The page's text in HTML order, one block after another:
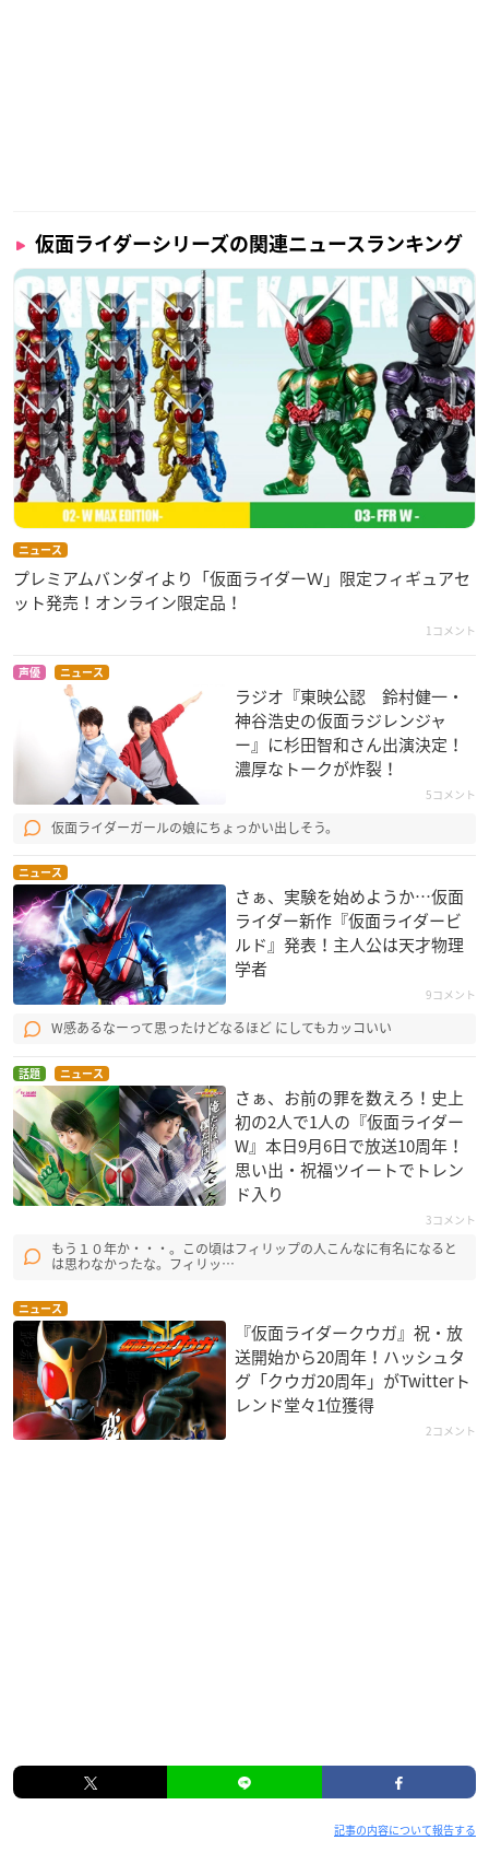
仮面ライダーシリーズの関連ニュースランキング
ニュース
プレミアムバンダイより「仮面ライダーＷ」限定フィギュアセ
ット発売！オンライン限定品！
1コメント
声優 ニュース
ラジオ『東映公認​ 鈴村健一・
神谷浩史の仮面ラジレンジャ
ー』に杉田智和さん出演決定！
濃厚なトークが炸裂！
5コメント
仮面ライダーガールの娘にちょっかい出しそう。
ニュース
さぁ、実験を始めようか…仮面
ライダー新作『仮面ライダービ
ルド』発表！主人公は天才物理
学者
9コメント
W感あるなーって思ったけどなるほど にしてもカッコいい
話題 ニュース
さぁ、お前の罪を数えろ！史上
初の2人で1人の『仮面ライダー
W』本日9月6日で放送10周年！
思い出・祝福ツイートでトレン
ド入り
3コメント
もう１０年か・・・。この頃はフィリップの人こんなに有名になると
は思わなかったな。フィリッ…
ニュース
『仮面ライダークウガ』祝・放
送開始から20周年！ハッシュタ
グ「クウガ20周年」がTwitterト
レンド堂々1位獲得
2コメント
記事の内容について報告する